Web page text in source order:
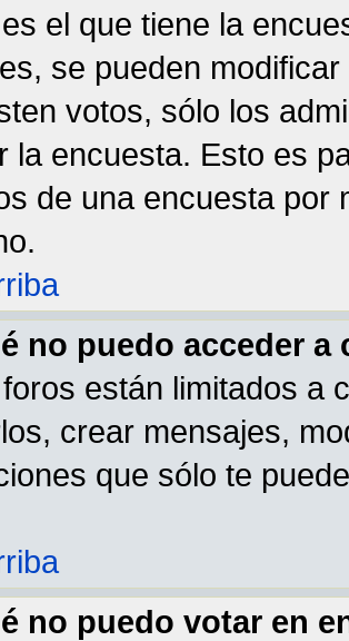
el que tiene la
se pueden
votos, sólo los
la encuesta. Esto es
de una encuesta por
no puedo acceder a
están limitados a
crear mensajes,
que sólo te
no puedo votar en